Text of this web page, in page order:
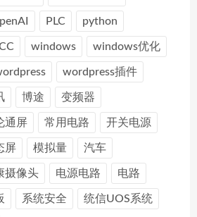
PLC python
windows windows优化
wordpress插件
博途 变频器
通屏 常用电路 开关电源
屏 模拟量 汽车
摄像头 电源电路 电路
系统安全 统信UOS系统